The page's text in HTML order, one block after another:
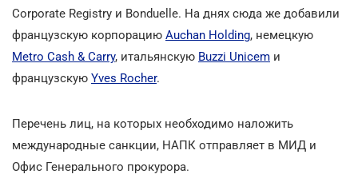
Corporate Registry и Bonduelle. На днях сюда же добавили
французскую корпорацию Auchan Holding, немецкую
Metro Cash & Carry, итальянскую Buzzi Unicem и
французскую Yves Rocher.
Перечень лиц, на которых необходимо наложить
международные санкции, НАПК отправляет в МИД и
Офис Генерального прокурора.